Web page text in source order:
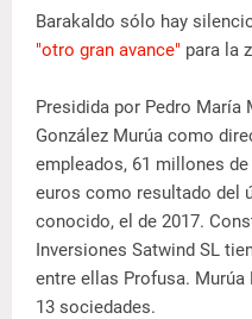
Barakaldo sólo hay
"otro gran avance" para la
Presidida por Pedro María
González Murúa como
empleados, 61 millones
euros como resultado del
conocido, el de 2017.
Inversiones Satwind SL
entre ellas Profusa.
13 sociedades.